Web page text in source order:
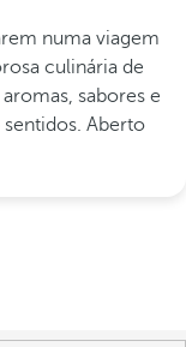
numa viagem
culinária de
sabores e
Aberto